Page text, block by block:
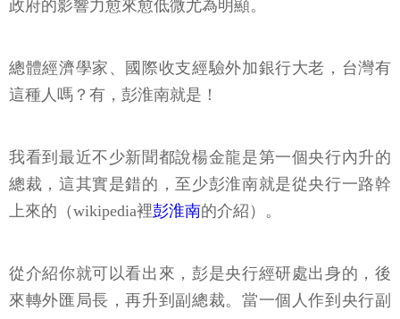
政府的影響力愈來愈低微尤為明顯。
總體經濟學家、國際收支經驗外加銀行大老，台灣有
這種人嗎？有，彭淮南就是！
我看到最近不少新聞都說楊金龍是第一個央行內升的
總裁，這其實是錯的，至少彭淮南就是從央行一路幹
上來的（wikipedia裡彭淮南的介紹）。
從介紹你就可以看出來，彭是央行經研處出身的，後
來轉外匯局長，再升到副總裁。當一個人作到央行副